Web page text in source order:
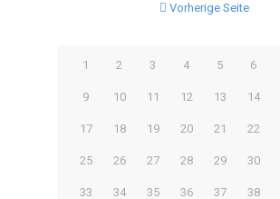
Vorherige Seite
1 2 3 4 5 6
9 10 11 12 13 14
17 18 19 20 21 22
25 26 27 28 29 30
33 34 35 36 37 38